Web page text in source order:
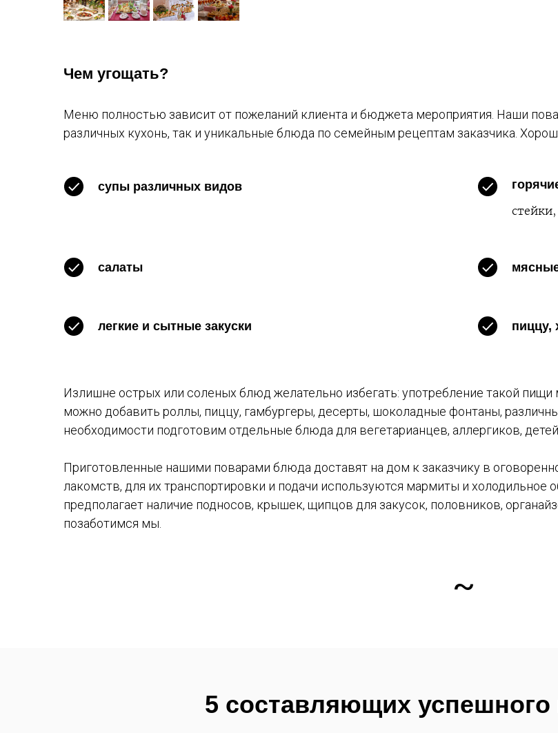
Чем угощать?
Меню полностью зависит от пожеланий клиента и бюджета мероприятия. Наши
различных кухонь, так и уникальные блюда по семейным рецептам заказчика.
супы различных видов
салаты
легкие и сытные закуски пиццу,
Излишне острых или соленых блюд желательно избегать: употребление такой
можно добавить роллы, пиццу, гамбургеры, десерты, шоколадные фонтаны,
необходимости подготовим отдельные блюда для вегетарианцев, аллергиков,
Приготовленные нашими поварами блюда доставят на дом к заказчику в
лакомств, для их транспортировки и подачи используются мармиты и
предполагает наличие подносов, крышек, щипцов для закусок, половников,
позаботимся мы.
~
5 составляющих